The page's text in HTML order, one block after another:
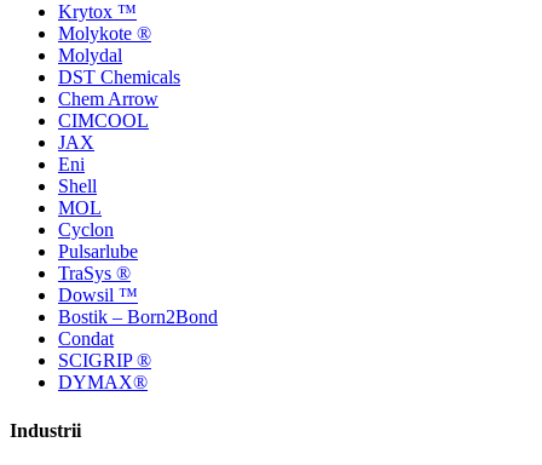
Krytox ™
Molykote ®
Molydal
DST Chemicals
Chem Arrow
CIMCOOL
JAX
Eni
Shell
MOL
Cyclon
Pulsarlube
TraSys ®
Dowsil ™
Bostik – Born2Bond
Condat
SCIGRIP ®
DYMAX®
Industrii